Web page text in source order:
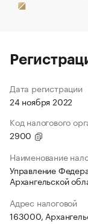
Дата регистрации
24 ноября 2022
Код налогового
2900
Наименование
Управление
Архангельской
Адрес налоговой
163000,